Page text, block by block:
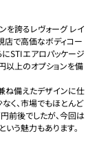
を誇るレヴォーグ レイ
店で高価なボディコー
にSTIエアロパッケージ
以上のオプションを備
ね備えたデザインに仕
く、市場でもほとんど
前後でしたが、今回は
う魅力もあります。